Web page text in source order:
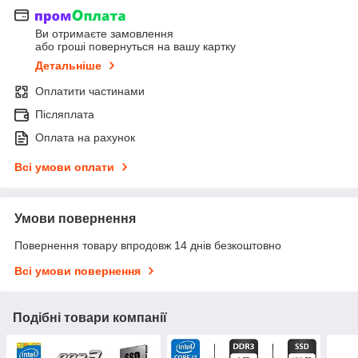
Ви отримаєте замовлення
або гроші повернуться на вашу картку
Детальніше
Оплатити частинами
Післяплата
Оплата на рахунок
Всі умови оплати
Умови повернення
Повернення товару впродовж 14 днів безкоштовно
Всі умови повернення
Подібні товари компанії